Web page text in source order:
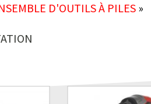
D'OUTILS À PILES»